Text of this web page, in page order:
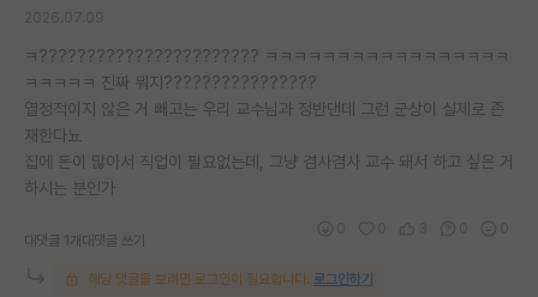
ㅋ??????????????????????? ㅋㅋㅋㅋㅋㅋㅋㅋㅋㅋㅋㅋㅋㅋㅋㅋㅋ
ㅋㅋㅋㅋㅋ 진짜 뭐지????????????????
열정적이지 않은 거 빼고는 우리 교수님과 정반댄데 그런 군상이 실제로 존
재한다뇨
집에 돈이 많아서 직업이 필요없는데, 그냥 겸사겸사 교수 돼서 하고 싶은 거
하시는 분인가
대댓글 1개 대댓글 쓰기
해당 댓글을 보려면 로그인이 필요합니다. 로그인하기